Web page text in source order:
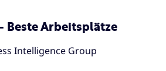
Beste Arbeitsplätze
Intelligence Group